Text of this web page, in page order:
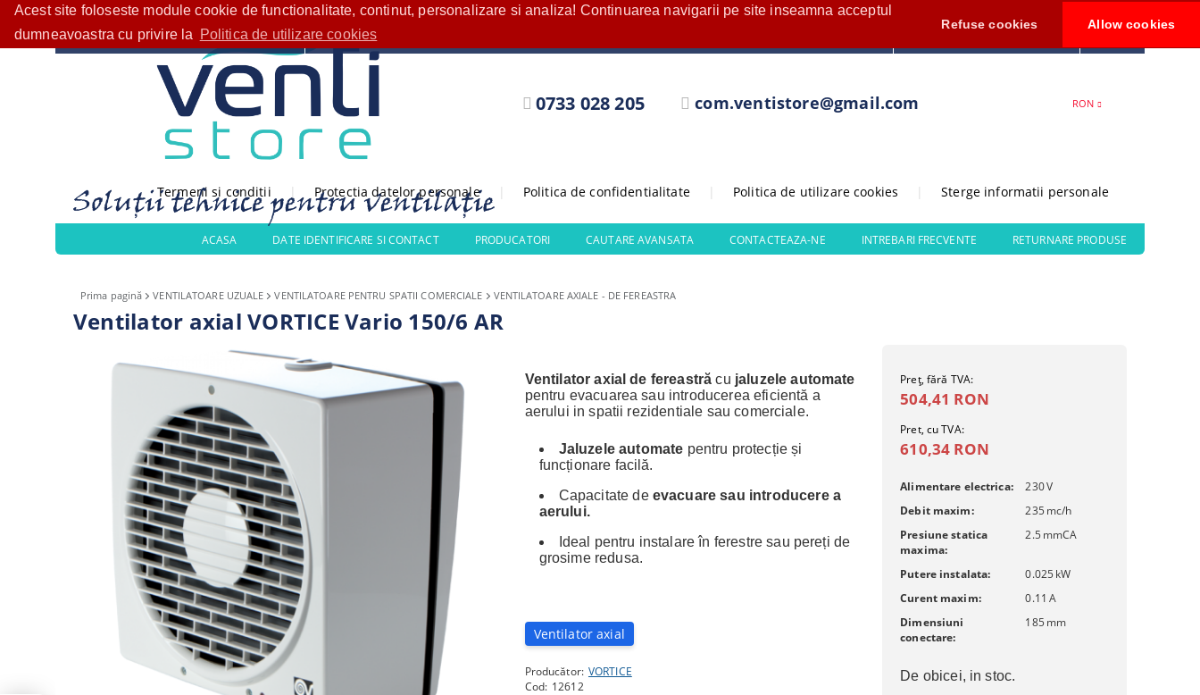
Acest site foloseste module cookie de functionalitate, continut, personalizare si analiza! Continuarea navigarii pe site inseamna acceptul
dumneavoastra cu privire la
Politica de utilizare cookies
Refuse cookies Allow cookies
Bine ați venit!
0733 028 205 com.ventistore@gmail.com RON
Termeni si conditii Protectia datelor personale Politica de confidentialitate Politica de utilizare cookies Sterge informatii personale
CATEGORII PRODUSE Contul meu 0
ACASA DATE IDENTIFICARE SI CONTACT PRODUCATORI CAUTARE AVANSATA CONTACTEAZA-NE INTREBARI FRECVENTE RETURNARE PRODUSE
Prima pagină VENTILATOARE UZUALE VENTILATOARE PENTRU SPATII COMERCIALE VENTILATOARE AXIALE - DE FEREASTRA
Ventilator axial VORTICE Vario 150/6 AR
Ventilator axial de fereastrăcu jaluzele automate
pentru evacuarea sau introducerea eficientă a
aerului in spatii rezidentiale sau comerciale.
Jaluzele automate pentru protecție și
funcționare facilă.
Capacitate de evacuare sau introducere a
aerului.
Ideal pentru instalare în ferestre sau pereți de
grosime redusa.
Ventilator axial
Producător: VORTICE
Cod: 12612
Preţ, fără TVA:
504,41 RON
Pret, cu TVA:
610,34 RON
Alimentare electrica: 230V
Debit maxim:
235 mc/h
Presiune statica
maxima:
2.5 mmCA
Putere instalata: 0.025 kW
Curent maxim:
0.11 A
Dimensiuni
conectare:
185 mm
De obicei, in stoc.